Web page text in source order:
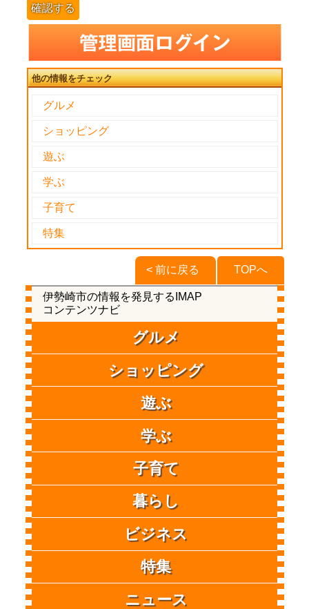
確認する
他の情報をチェック
グルメ
ショッピング
遊ぶ
学ぶ
子育て
特集
TOPへ
< 前に戻る
伊勢崎市の情報を発見するIMAP
コンテンツナビ
グルメ
ショッピング
遊ぶ
学ぶ
子育て
暮らし
ビジネス
特集
ニュース